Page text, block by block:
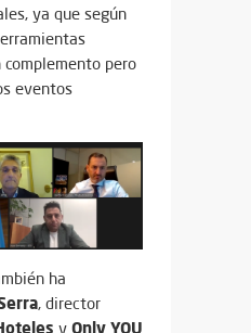
ya que según
pero
eventos
ha
, director
y Only YOU